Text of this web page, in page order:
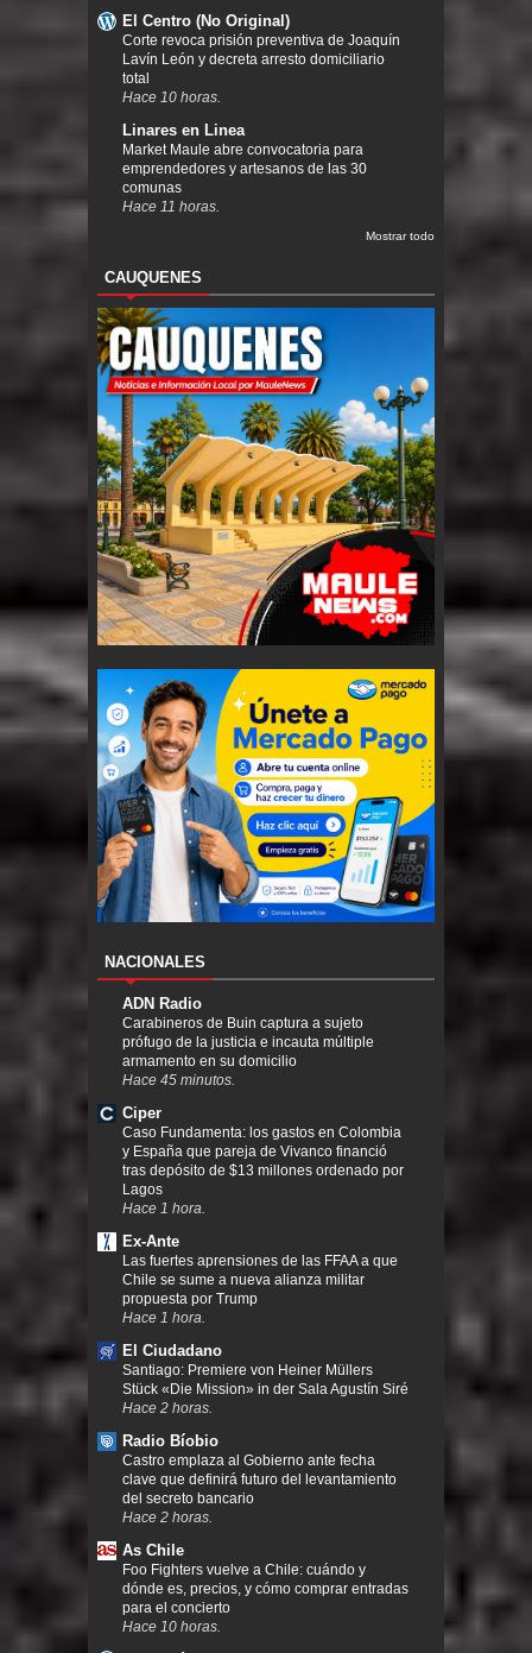
El Centro (No Original)
Corte revoca prisión preventiva de Joaquín
Lavín León y decreta arresto domiciliario
total
Hace 10 horas.
Linares en Linea
Market Maule abre convocatoria para
emprendedores y artesanos de las 30
comunas
Hace 11 horas.
Mostrar todo
CAUQUENES
NACIONALES
ADN Radio
Carabineros de Buin captura a sujeto
prófugo de la justicia e incauta múltiple
armamento en su domicilio
Hace 45 minutos.
Ciper
Caso Fundamenta: los gastos en Colombia
y España que pareja de Vivanco financió
tras depósito de $13 millones ordenado por
Lagos
Hace 1 hora.
Ex-Ante
Las fuertes aprensiones de las FFAA a que
Chile se sume a nueva alianza militar
propuesta por Trump
Hace 1 hora.
El Ciudadano
Santiago: Premiere von Heiner Müllers
Stück «Die Mission» in der Sala Agustín Siré
Hace 2 horas.
Radio Bíobio
Castro emplaza al Gobierno ante fecha
clave que definirá futuro del levantamiento
del secreto bancario
Hace 2 horas.
As Chile
Foo Fighters vuelve a Chile: cuándo y
dónde es, precios, y cómo comprar entradas
para el concierto
Hace 10 horas.